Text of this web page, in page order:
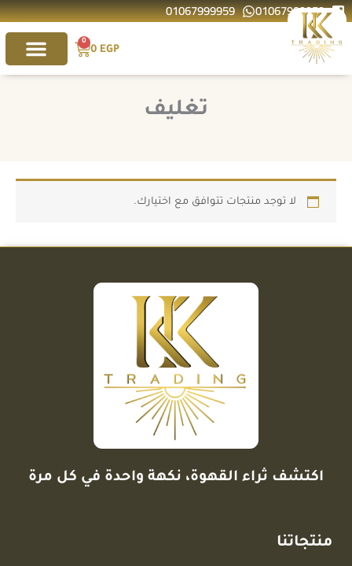
تخطي
المحتوى
01067999959
01067999959
0 EGP
0
Cart
تغليف
لا توجد منتجات تتوافق مع اختيارك.
اكتشف ثراء القهوة، نكهة واحدة في كل مرة
منتجاتنا